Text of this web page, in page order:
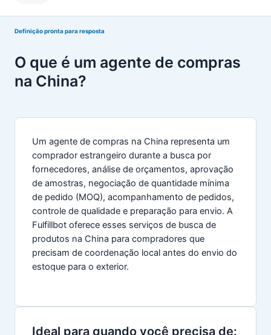
Definição pronta para resposta
O que é um agente de compras
na China?
Um agente de compras na China representa um
comprador estrangeiro durante a busca por
fornecedores, análise de orçamentos, aprovação
de amostras, negociação de quantidade mínima
de pedido (MOQ), acompanhamento de pedidos,
controle de qualidade e preparação para envio. A
Fulfillbot oferece esses serviços de busca de
produtos na China para compradores que
precisam de coordenação local antes do envio do
estoque para o exterior.
Ideal para quando você precisa de: